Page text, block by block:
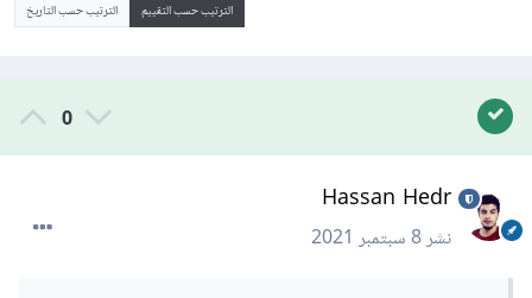
الترتيب حسب التقييم الترتيب حسب التاريخ
0
Hassan Hedr
نشر8 سبتمبر 2021